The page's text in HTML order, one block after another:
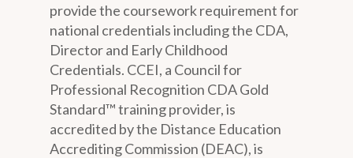
provide the coursework requirement for
national credentials including the CDA,
Director and Early Childhood
Credentials. CCEI, a Council for
Professional Recognition CDA Gold
Standard™ training provider, is
accredited by the Distance Education
Accrediting Commission (DEAC), is